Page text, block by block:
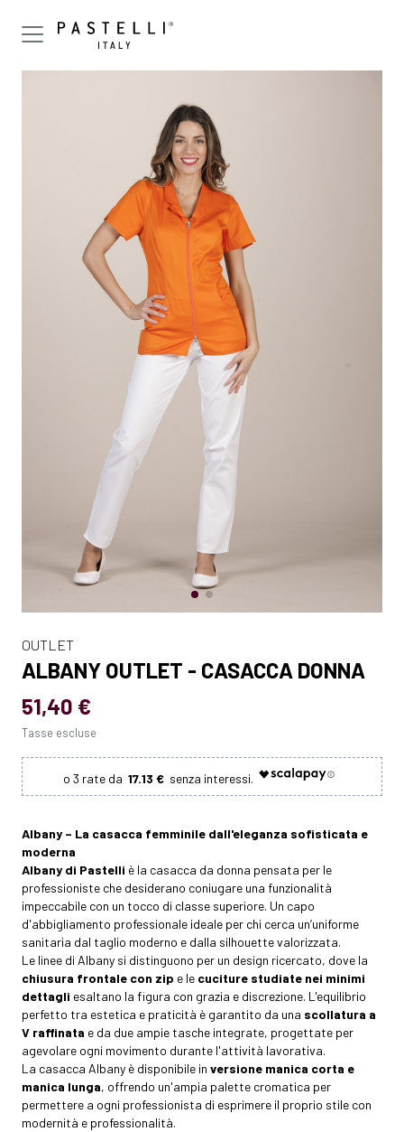
OUTLET
ALBANY OUTLET - CASACCA DONNA
51,40 €
Tasse escluse
17.13 €
Albany – La casacca femminile dall'eleganza sofisticata e
moderna
Albany di Pastelli è la casacca da donna pensata per le
professioniste che desiderano coniugare una funzionalità
impeccabile con un tocco di classe superiore. Un capo
d'abbigliamento professionale ideale per chi cerca un’uniforme
sanitaria dal taglio moderno e dalla silhouette valorizzata.
Le linee di Albany si distinguono per un design ricercato, dove la
chiusura frontale con zip e le cuciture studiate nei minimi
dettagli esaltano la figura con grazia e discrezione. L'equilibrio
perfetto tra estetica e praticità è garantito da una scollatura a
V raffinata e da due ampie tasche integrate, progettate per
agevolare ogni movimento durante l'attività lavorativa.
La casacca Albany è disponibile in versione manica corta e
manica lunga, offrendo un'ampia palette cromatica per
permettere a ogni professionista di esprimere il proprio stile con
modernità e professionalità.